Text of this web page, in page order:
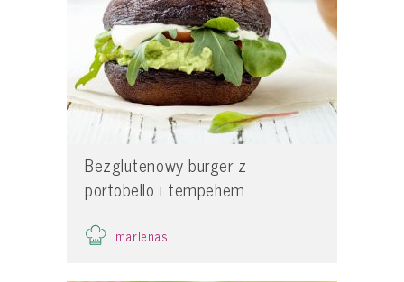
Bezglutenowy burger z
portobello i tempehem
marlenas